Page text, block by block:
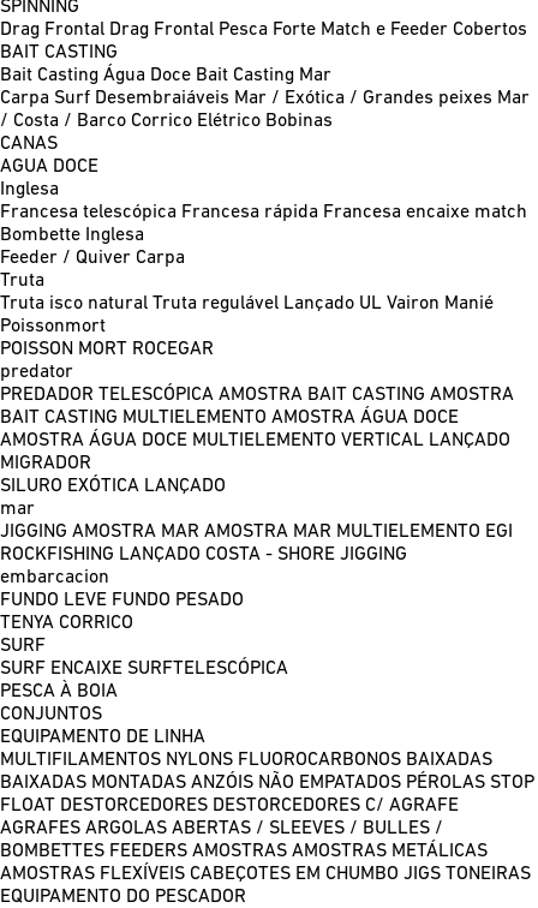
SPINNING
Drag Frontal Drag Frontal Pesca Forte Match e Feeder Cobertos
BAIT CASTING
Bait Casting Água Doce Bait Casting Mar
Carpa Surf Desembraiáveis Mar / Exótica / Grandes peixes Mar
/ Costa / Barco Corrico Elétrico Bobinas
CANAS
AGUA DOCE
Inglesa
Francesa telescópica Francesa rápida Francesa encaixe match
Bombette Inglesa
Feeder / Quiver Carpa
Truta
Truta isco natural Truta regulável Lançado UL Vairon Manié
Poissonmort
POISSON MORT ROCEGAR
predator
PREDADOR TELESCÓPICA AMOSTRA BAIT CASTING AMOSTRA
BAIT CASTING MULTIELEMENTO AMOSTRA ÁGUA DOCE
AMOSTRA ÁGUA DOCE MULTIELEMENTO VERTICAL LANÇADO
MIGRADOR
SILURO EXÓTICA LANÇADO
mar
JIGGING AMOSTRA MAR AMOSTRA MAR MULTIELEMENTO EGI
ROCKFISHING LANÇADO COSTA - SHORE JIGGING
embarcacion
FUNDO LEVE FUNDO PESADO
TENYA CORRICO
SURF
SURF ENCAIXE SURFTELESCÓPICA
PESCA À BOIA
CONJUNTOS
EQUIPAMENTO DE LINHA
MULTIFILAMENTOS NYLONS FLUOROCARBONOS BAIXADAS
BAIXADAS MONTADAS ANZÓIS NÃO EMPATADOS PÉROLAS STOP
FLOAT DESTORCEDORES DESTORCEDORES C/ AGRAFE
AGRAFES ARGOLAS ABERTAS / SLEEVES / BULLES /
BOMBETTES FEEDERS AMOSTRAS AMOSTRAS METÁLICAS
AMOSTRAS FLEXÍVEIS CABEÇOTES EM CHUMBO JIGS TONEIRAS
EQUIPAMENTO DO PESCADOR